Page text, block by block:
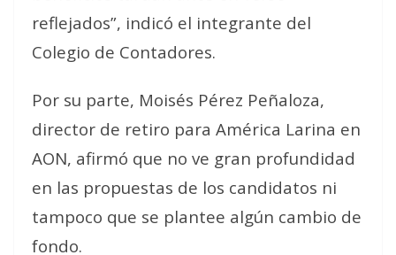
reflejados”, indicó el integrante del
Colegio de Contadores.
Por su parte, Moisés Pérez Peñaloza,
director de retiro para América Larina en
AON, afirmó que no ve gran profundidad
en las propuestas de los candidatos ni
tampoco que se plantee algún cambio de
fondo.